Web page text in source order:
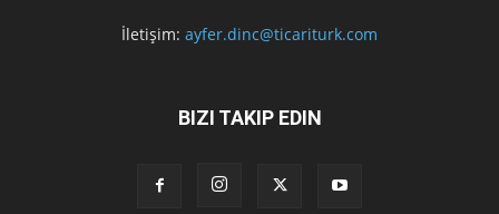
İletişim: ayfer.dinc@ticariturk.com
BIZI TAKIP EDIN